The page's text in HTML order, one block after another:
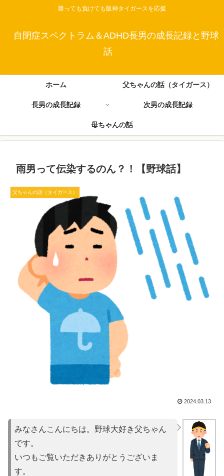
勝っても負けても阪神タイガースを応援
自閉症スペクトラム＆ADHD長男の成長記録と野球
話
ホーム 父ちゃんの話（タイガース）
長男の成長記録 次男の成長記録
母ちゃんの話
雨男って伝染するのん？！【野球話】
父ちゃんの話（タイガース）
2024.03.13
みなさんこんにちは。野球大好き父ちゃん
です。
いつもご覧いただきありがとうございま
す。